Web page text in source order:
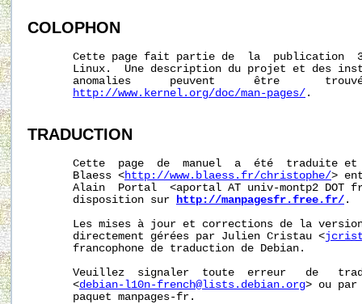
COLOPHON
Cette page fait partie de  la  publication
Linux.  Une description du projet et des
anomalies      peuvent      être
http://www.kernel.org/doc/man-pages/ .
TRADUCTION
Cette  page  de  manuel  a  été  traduite
       Blaess <
http://www.blaess.fr/christophe/>
Alain  Portal  <aportal AT univ-montp2 DOT
       disposition sur
http://manpagesfr.free.fr/ .
Les mises à jour et corrections de la
       directement gérées par Julien Cristau <
       francophone de traduction de Debian.
Veuillez  signaler  toute  erreur   de
       <
debian-l10n-french@lists.debian.org> ou par
       paquet manpages-fr.